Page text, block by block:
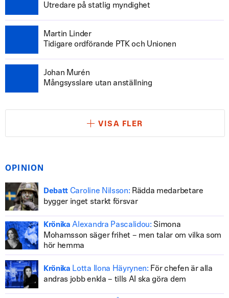
Utredare på statlig myndighet
Martin Linder
Tidigare ordförande PTK och Unionen
Johan Murén
Mångsysslare utan anställning
VISA FLER
OPINION
Debatt Caroline Nilsson: Rädda medarbetare
bygger inget starkt försvar
Krönika Alexandra Pascalidou: Simona
Mohamsson säger frihet – men talar om vilka som
hör hemma
Krönika Lotta Ilona Häyrynen: För chefen är alla
andras jobb enkla – tills AI ska göra dem